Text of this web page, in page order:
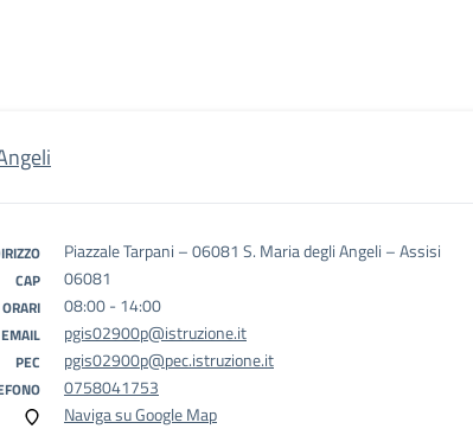
Piazzale Tarpani – 06081 S. Maria degli Angeli – Assisi
CAP 06081
ORARI 08:00 - 14:00
EMAIL pgis02900p@istruzione.it
PEC pgis02900p@pec.istruzione.it
0758041753
Naviga su Google Map